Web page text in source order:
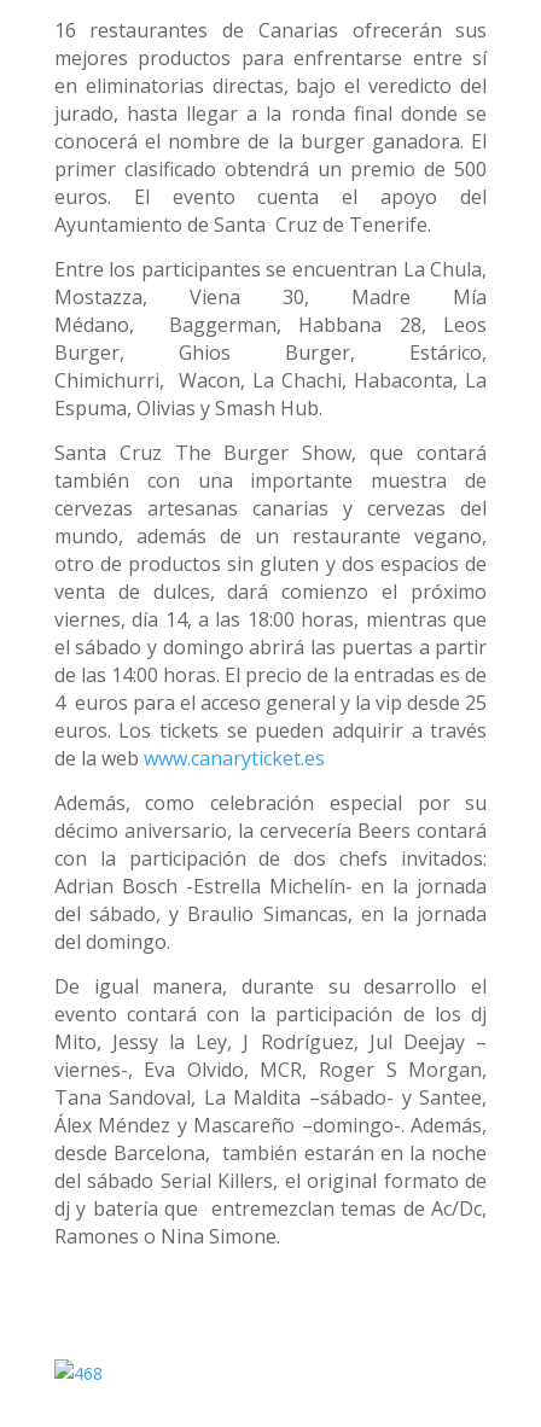
16 restaurantes de Canarias ofrecerán sus
mejores productos para enfrentarse entre sí
en eliminatorias directas, bajo el veredicto del
jurado, hasta llegar a la ronda final donde se
conocerá el nombre de la burger ganadora. El
primer clasificado obtendrá un premio de 500
euros. El evento cuenta el apoyo del
Ayuntamiento de Santa Cruz de Tenerife.
Entre los participantes se encuentran La Chula,
Mostazza, Viena 30, Madre Mía
Médano, Baggerman, Habbana 28, Leos
Burger, Ghios Burger, Estárico,
Chimichurri, Wacon, La Chachi, Habaconta, La
Espuma, Olivias y Smash Hub.
Santa Cruz The Burger Show, que contará
también con una importante muestra de
cervezas artesanas canarias y cervezas del
mundo, además de un restaurante vegano,
otro de productos sin gluten y dos espacios de
venta de dulces, dará comienzo el próximo
viernes, día 14, a las 18:00 horas, mientras que
el sábado y domingo abrirá las puertas a partir
de las 14:00 horas. El precio de la entradas es de
4 euros para el acceso general y la vip desde 25
euros. Los tickets se pueden adquirir a través
de la web www.canaryticket.es
Además, como celebración especial por su
décimo aniversario, la cervecería Beers contará
con la participación de dos chefs invitados:
Adrian Bosch -Estrella Michelín- en la jornada
del sábado, y Braulio Simancas, en la jornada
del domingo.
De igual manera, durante su desarrollo el
evento contará con la participación de los dj
Mito, Jessy la Ley, J Rodríguez, Jul Deejay –
viernes-, Eva Olvido, MCR, Roger S Morgan,
Tana Sandoval, La Maldita –sábado- y Santee,
Álex Méndez y Mascareño –domingo-. Además,
desde Barcelona, también estarán en la noche
del sábado Serial Killers, el original formato de
dj y batería que entremezclan temas de Ac/Dc,
Ramones o Nina Simone.